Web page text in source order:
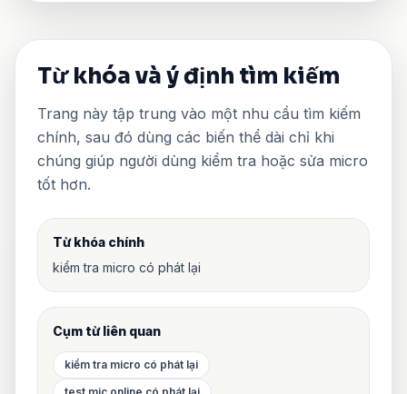
Từ khóa và ý định tìm kiếm
Trang này tập trung vào một nhu cầu tìm kiếm
chính, sau đó dùng các biến thể dài chỉ khi
chúng giúp người dùng kiểm tra hoặc sửa micro
tốt hơn.
Từ khóa chính
kiểm tra micro có phát lại
Cụm từ liên quan
kiểm tra micro có phát lại